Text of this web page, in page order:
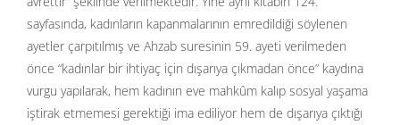
sayfasında, kadınların kapanmalarının emredildiği söylenen
ayetler çarpıtılmış ve Ahzab suresinin 59. ayeti verilmeden
önce “kadınlar bir ihtiyaç için dışarıya çıkmadan önce” kaydına
vurgu yapılarak, hem kadının eve mahkûm kalıp sosyal yaşama
iştirak etmemesi gerektiği ima ediliyor hem de dışarıya çıktığı